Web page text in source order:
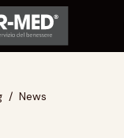
News